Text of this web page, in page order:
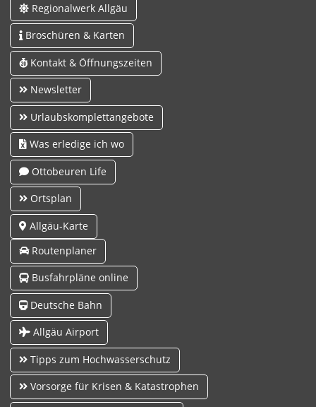
Regionalwerk Allgäu
Broschüren & Karten
Kontakt & Öffnungszeiten
Newsletter
Urlaubskomplettangebote
Was erledige ich wo
Ottobeuren Life
Ortsplan
Allgäu-Karte
Routenplaner
Busfahrpläne online
Deutsche Bahn
Allgäu Airport
Tipps zum Hochwasserschutz
Vorsorge für Krisen & Katastrophen